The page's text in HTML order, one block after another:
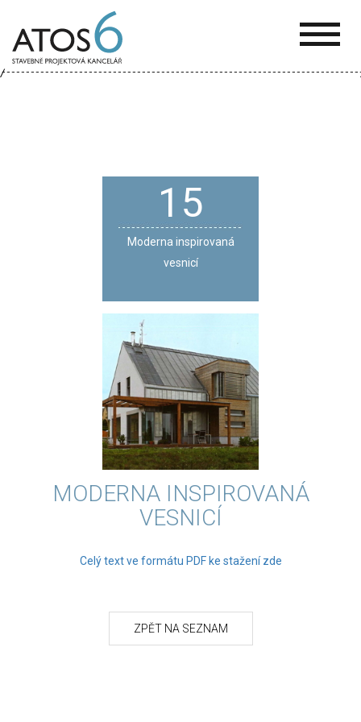
6
15
Moderna inspirovaná
vesnicí
MODERNA INSPIROVANÁ
VESNICÍ
Celý text ve formátu PDF ke stažení zde